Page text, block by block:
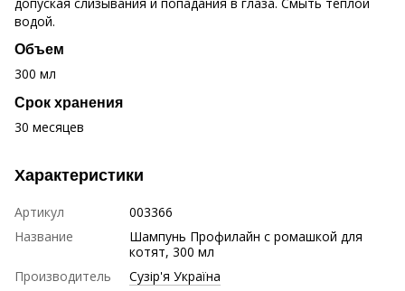
водой.
Объем
300 мл
Срок хранения
30 месяцев
Характеристики
Артикул
003366
Название
Шампунь Профилайн с ромашкой для
котят, 300 мл
Производитель
Сузір'я Україна